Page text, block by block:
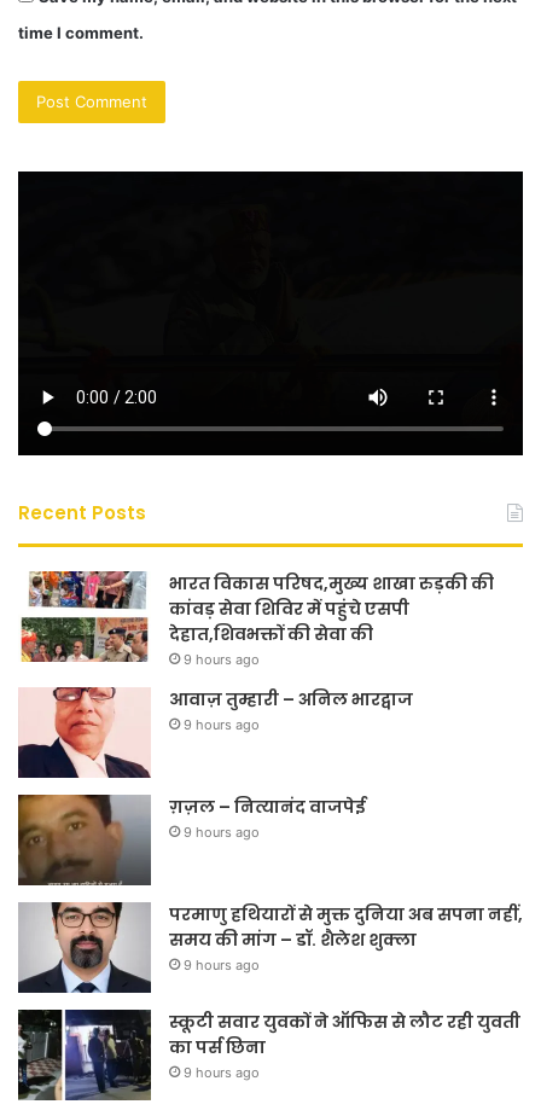
time I comment.
Recent Posts
भारत विकास परिषद,मुख्य शाखा रुड़की की
कांवड़ सेवा शिविर में पहुंचे एसपी
देहात,शिवभक्तों की सेवा की
9 hours ago
आवाज़ तुम्हारी – अनिल भारद्वाज
9 hours ago
ग़ज़ल – नित्यानंद वाजपेई
9 hours ago
परमाणु हथियारों से मुक्त दुनिया अब सपना नहीं,
समय की मांग – डॉ. शैलेश शुक्ला
9 hours ago
स्कूटी सवार युवकों ने ऑफिस से लौट रही युवती
का पर्स छिना
9 hours ago